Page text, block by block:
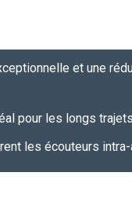
et une
pour les longs
les écouteurs